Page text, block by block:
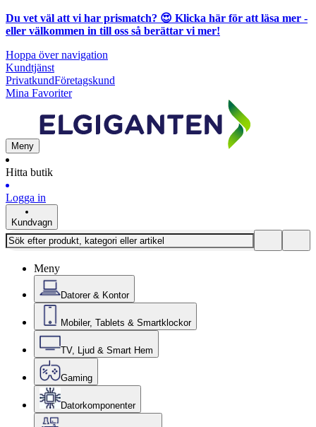
Du vet väl att vi har prismatch? 😍 Klicka här för att läsa mer -
eller välkommen in till oss så berättar vi mer!
Hoppa över navigation
Kundtjänst
PrivatkundFöretagskund
Mina Favoriter
Meny
Hitta butik
Logga in
Kundvagn
Meny
Datorer & Kontor
Mobiler, Tablets & Smartklockor
TV, Ljud & Smart Hem
Gaming
Datorkomponenter